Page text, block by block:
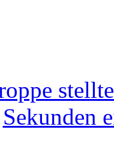
Sekunden